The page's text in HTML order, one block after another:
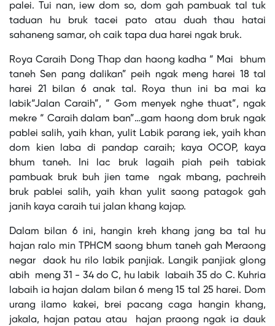
palei. Tui nan, iew dom so, dom gah pambuak tal tuk
taduan hu bruk tacei pato atau duah thau hatai
sahaneng samar, oh caik tapa dua harei ngak bruk.
Roya Caraih Dong Thap dan haong kadha “ Mai bhum
taneh Sen pang dalikan” peih ngak meng harei 18 tal
harei 21 bilan 6 anak tal. Roya thun ini ba mai ka
labik“Jalan Caraih”, “ Gom menyek nghe thuat”, ngak
mekre “ Caraih dalam ban”…gam haong dom bruk ngak
pablei salih, yaih khan, yulit Labik parang iek, yaih khan
dom kien laba di pandap caraih; kaya OCOP, kaya
bhum taneh. Ini lac bruk lagaih piah peih tabiak
pambuak bruk buh jien tame ngak mbang, pachreih
bruk pablei salih, yaih khan yulit saong patagok gah
janih kaya caraih tui jalan khang kajap.
Dalam bilan 6 ini, hangin kreh khang jang ba tal hu
hajan ralo min TPHCM saong bhum taneh gah Meraong
negar daok hu rilo labik panjiak. Langik panjiak glong
abih meng 31 - 34 do C, hu labik labaih 35 do C. Kuhria
labaih ia hajan dalam bilan 6 meng 15 tal 25 harei. Dom
urang ilamo kakei, brei pacang caga hangin khang,
jakala, hajan patau atau hajan praong ngak ia dauk